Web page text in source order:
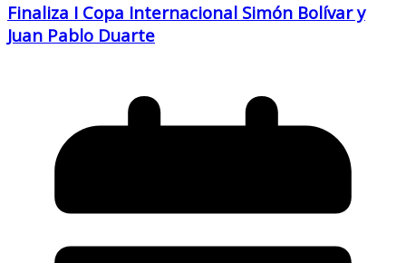
Finaliza I Copa Internacional Simón Bolívar y
Juan Pablo Duarte